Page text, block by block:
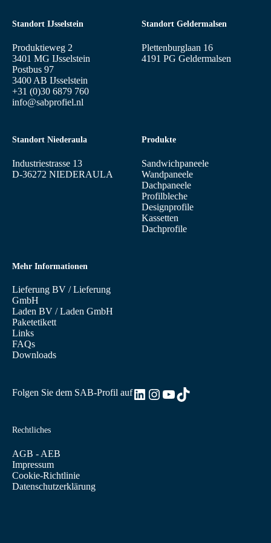
Standort IJsselstein
Produktieweg 2
3401 MG IJsselstein
Postbus 97
3400 AB IJsselstein
+31 (0)30 6879 760
info@sabprofiel.nl
Produkte
Sandwichpaneele
Wandpaneele
Dachpaneele
Profilbleche
Designprofile
Kassetten
Dachprofile
Mehr Informationen
Lieferung BV /Lieferung
GmbH
Laden BV /Laden GmbH
Paketetikett
Links
FAQs
Downloads
Standort Geldermalsen
Plettenburglaan 16
4191 PG Geldermalsen
Standort Niederaula
Industriestrasse 13
D-36272 NIEDERAULA
Rechtliches
AGB - AEB
Impressum
Cookie-Richtlinie
Datenschutzerklärung
Folgen Sie dem SAB-Profil aufLinkedIn
Instagram
YouTube
TikTok